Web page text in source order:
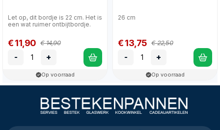
Let op, dit bordje is 22 cm. Het is
een wat ruimer ontbijtbordje.
€ 11,90 € 14,90
- +
Op voorraad
26 cm
€ 13,75 € 22,50
- +
Op voorraad